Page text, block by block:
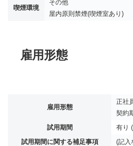
喫煙環境
その他
屋内原則禁煙(喫煙室あり)
雇用形態
雇用形態
正社
契約
試用期間
有り
試用期間に関する補足事項
(記入